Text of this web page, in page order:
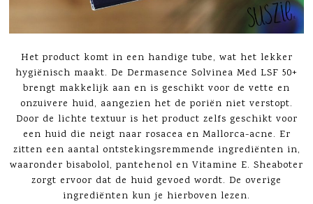
Het product komt in een handige tube, wat het lekker
hygiënisch maakt. De Dermasence Solvinea Med LSF 50+
brengt makkelijk aan en is geschikt voor de vette en
onzuivere huid, aangezien het de poriën niet verstopt.
Door de lichte textuur is het product zelfs geschikt voor
een huid die neigt naar rosacea en Mallorca-acne. Er
zitten een aantal ontstekingsremmende ingrediënten in,
waaronder bisabolol, pantehenol en Vitamine E. Sheaboter
zorgt ervoor dat de huid gevoed wordt. De overige
ingrediënten kun je hierboven lezen.